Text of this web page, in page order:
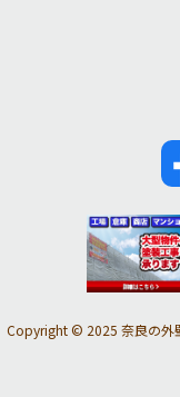
Copyright © 2025 奈良の外